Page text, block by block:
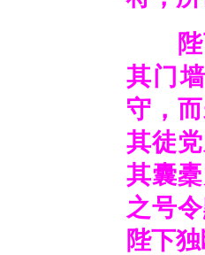
陛下
其门
守，
其徒
其囊
之号
陛下